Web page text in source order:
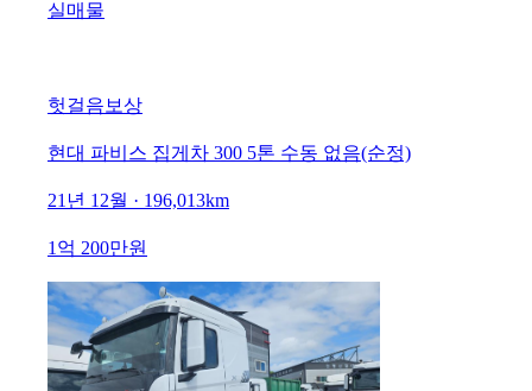
실매물
헛걸음보상
현대 파비스 집게차 300 5톤 수동 없음(순정)
21년 12월 · 196,013km
1억 200만원